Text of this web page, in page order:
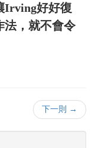
Irving好好復
法，就不會令
下一則 →